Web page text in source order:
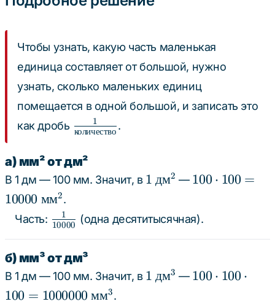
000}
Чтобы узнать, какую часть маленькая
единица составляет от большой, нужно
узнать, сколько маленьких единиц
помещается в одной большой, и записать это
как дробь \frac{1}
{\text{количество}}
количество
1 .
а) мм² от дм²
В 1 дм — 100 мм. Значит, в 1
1 дм2 — 100
10 000
\text{
100 ⋅ 100 =
10000 мм2.
Часть: \frac{1}
{10
10000
1 (одна десятитысячная).
б) мм³ от дм³
В 1 дм — 100 мм. Значит, в 1
1 дм3 — 100
100 ⋅ 100 ⋅
100 = 1000000 мм3.